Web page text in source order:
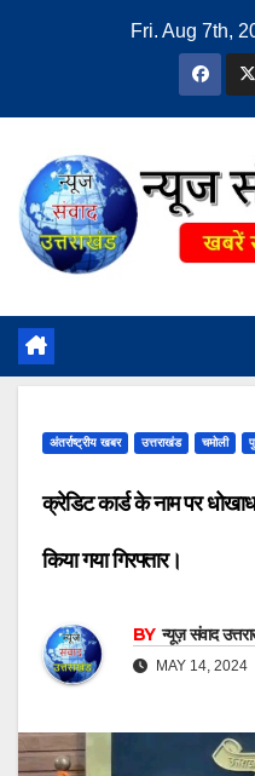
Fri. Aug 7th,
अंतर्राष्ट्रीय खबर उत्तराखंड चमोली
क्रेडिट कार्ड के नाम पर
किया गया गिरफ्तार।
BY न्यूज़ संवाद
MAY 14, 2024